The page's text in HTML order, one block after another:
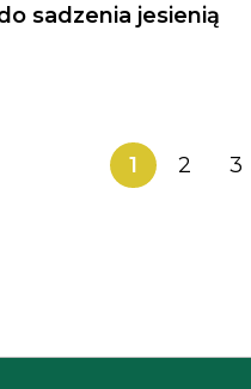
sadzenia jesienią
1 2 3